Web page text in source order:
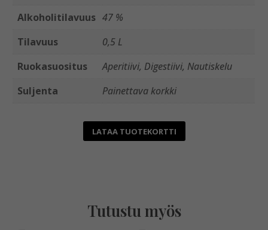
Alkoholitilavuus 47 %
Tilavuus
0,5 L
Ruokasuositus
Aperitiivi, Digestiivi, Nautiskelu
Suljenta
Painettava korkki
LATAA TUOTEKORTTI
Tutustu myös